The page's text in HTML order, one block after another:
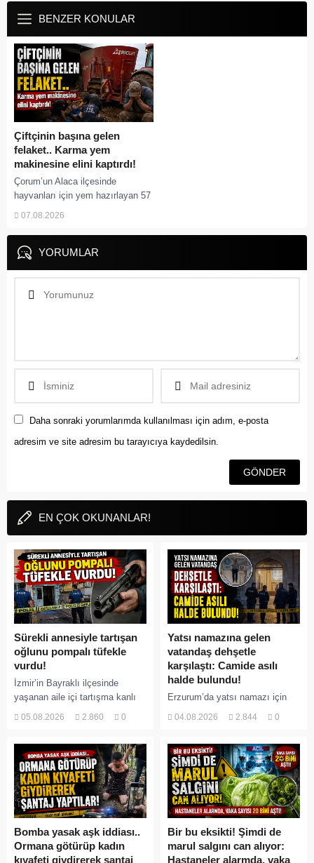
BENZER KONULAR
Çiftçinin başına gelen
felaket.. Karma yem
makinesine elini kaptırdı!
Çorum’un Alaca ilçesinde
hayvanları için yem hazırlayan 57
ağır yaralandı. Olay, Alaca...
07.08.2026
YORUMLAR
Daha sonraki yorumlarımda kullanılması için adım, e-posta
adresim ve site adresim bu tarayıcıya kaydedilsin.
EN ÇOK OKUNANLAR!
Sürekli annesiyle tartışan
oğlunu pompalı tüfekle
vurdu!
İzmir’in Bayraklı ilçesinde
yaşanan aile içi tartışma kanlı
05.08.2026 2.860 0
Yatsı namazına gelen
vatandaş dehşetle
karşılaştı: Camide asılı
halde bulundu!
Erzurum’da yatsı namazı için
sevk edilen...
04.08.2026 2.844 0
Bomba yasak aşk iddiası..
Ormana götürüp kadın
kıyafeti giydirerek şantaj
Bir bu eksikti! Şimdi de
marul salgını can alıyor:
Hastaneler alarmda, vaka